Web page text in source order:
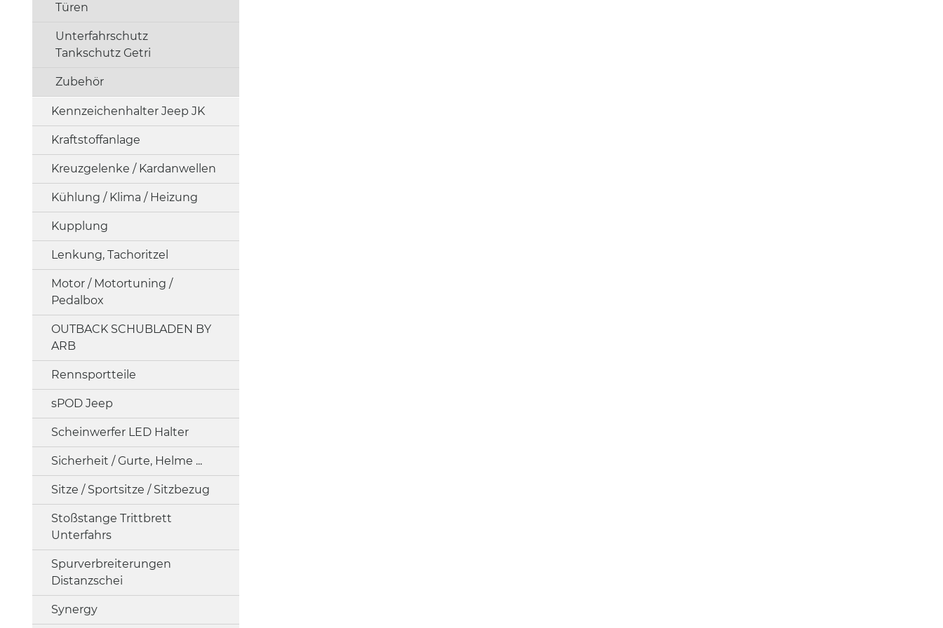
Türen
Unterfahrschutz
Tankschutz Getri
Zubehör
Kennzeichenhalter Jeep JK
Kraftstoffanlage
Kreuzgelenke / Kardanwellen
Kühlung / Klima / Heizung
Kupplung
Lenkung, Tachoritzel
Motor / Motortuning /
Pedalbox
OUTBACK SCHUBLADEN BY
ARB
Rennsportteile
sPOD Jeep
Scheinwerfer LED Halter
Sicherheit / Gurte, Helme ...
Sitze / Sportsitze / Sitzbezug
Stoßstange Trittbrett
Unterfahrs
Spurverbreiterungen
Distanzschei
Synergy